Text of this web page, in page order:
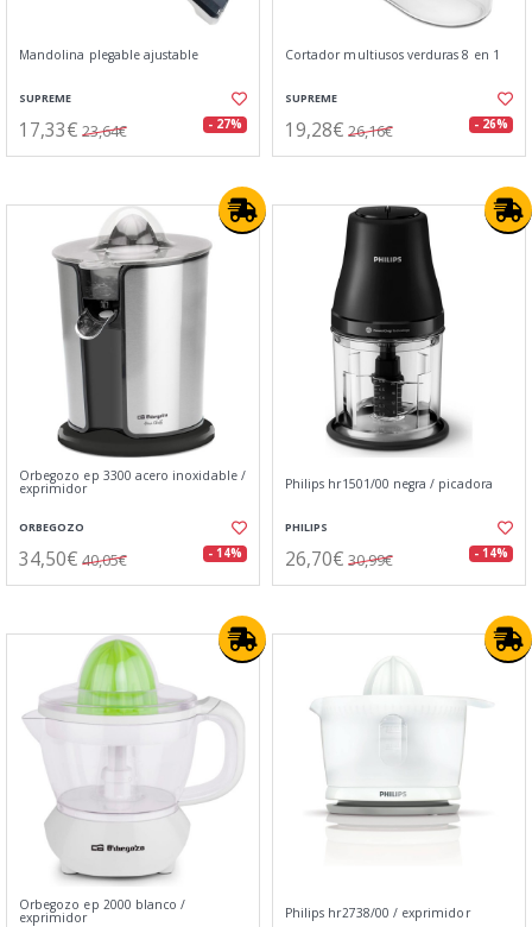
Mandolina plegable ajustable
SUPREME
17,33€ 23,64€ - 27%
Cortador multiusos verduras 8 en 1
SUPREME
19,28€ 26,16€ - 26%
Orbegozo ep 3300 acero inoxidable /
exprimidor
ORBEGOZO
34,50€ 40,05€ - 14%
Philips hr1501/00 negra / picadora
PHILIPS
26,70€ 30,99€ - 14%
Orbegozo ep 2000 blanco /
exprimidor Philips hr2738/00 / exprimidor